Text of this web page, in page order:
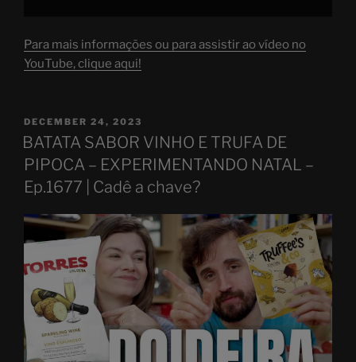
Para mais informações ou para assistir ao vídeo no
YouTube, clique aqui!
POSTED
ON
DECEMBER 24, 2023
BATATA SABOR VINHO E TRUFA DE
PIPOCA – EXPERIMENTANDO NATAL –
Ep.1677 | Cadê a chave?